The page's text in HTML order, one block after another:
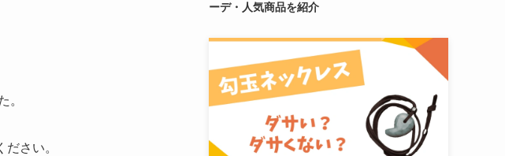
。
さい。
ーデ・人気商品を紹介